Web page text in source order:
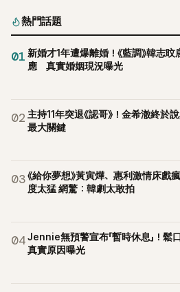
熱門話題
01 新婚才1年遭爆離婚！《藍調》韓志
應 真實婚姻現況曝光
02 主持11年突退《認哥》！金希澈終
最大關鍵
03《給你夢想》黃寅燁、惠利激情床戲
度太猛 網驚：韓劇太敢拍
04Jennie無預警宣布「暫時休息」！鬆
真實原因曝光